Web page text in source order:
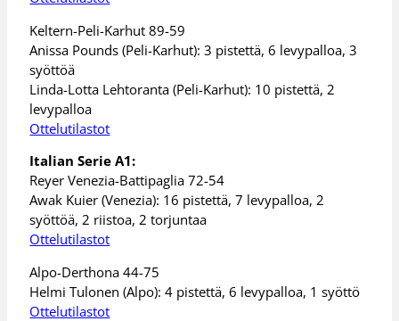
Keltern-Peli-Karhut 89-59
Anissa Pounds (Peli-Karhut): 3 pistettä, 6 levypalloa, 3
syöttöä
Linda-Lotta Lehtoranta (Peli-Karhut): 10 pistettä, 2
levypalloa
Ottelutilastot
Italian Serie A1:
Reyer Venezia-Battipaglia 72-54
Awak Kuier (Venezia): 16 pistettä, 7 levypalloa, 2
syöttöä, 2 riistoa, 2 torjuntaa
Ottelutilastot
Alpo-Derthona 44-75
Helmi Tulonen (Alpo): 4 pistettä, 6 levypalloa, 1 syöttö
Ottelutilastot